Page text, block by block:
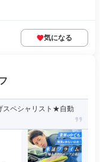
気になる
スペシャリスト★自動